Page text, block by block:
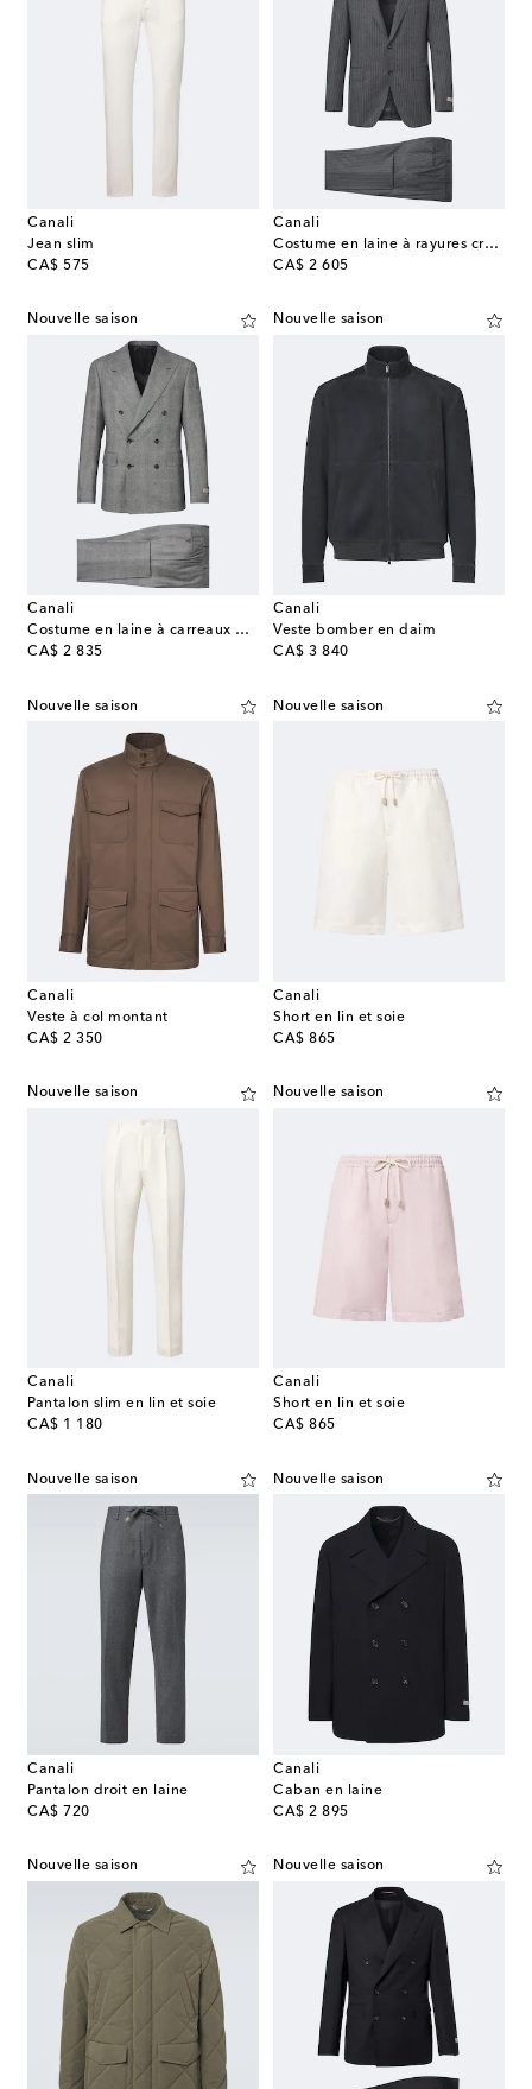
Canali
Jean slim
CA$ 575
original price
Canali
Costume en laine à rayures craie
CA$ 2 605
original price
Nouvelle saison
Canali
Costume en laine à carreaux Glen
CA$ 2 835
original price
Nouvelle saison
Canali
Veste bomber en daim
CA$ 3 840
original price
Nouvelle saison
Canali
Veste à col montant
CA$ 2 350
original price
Nouvelle saison
Canali
Short en lin et soie
CA$ 865
original price
Nouvelle saison
Canali
Pantalon slim en lin et soie
CA$ 1 180
original price
Nouvelle saison
Canali
Short en lin et soie
CA$ 865
original price
Nouvelle saison
Canali
Pantalon droit en laine
CA$ 720
original price
Nouvelle saison
Canali
Caban en laine
CA$ 2 895
original price
Nouvelle saison Nouvelle saison